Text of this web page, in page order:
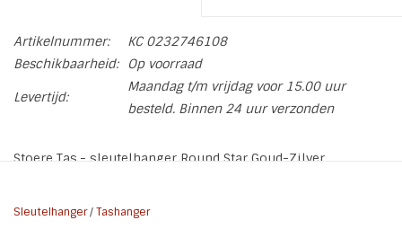
Artikelnummer:
KC 0232746108
Beschikbaarheid:
Op voorraad
Levertijd:
Maandag t/m vrijdag voor 15.00 uur
besteld. Binnen 24 uur verzonden
Stoere Tas,- sleutelhanger Round Star Goud-Zilver
Kleur:
Goud - Zilver
Sleutelhanger/Tashanger